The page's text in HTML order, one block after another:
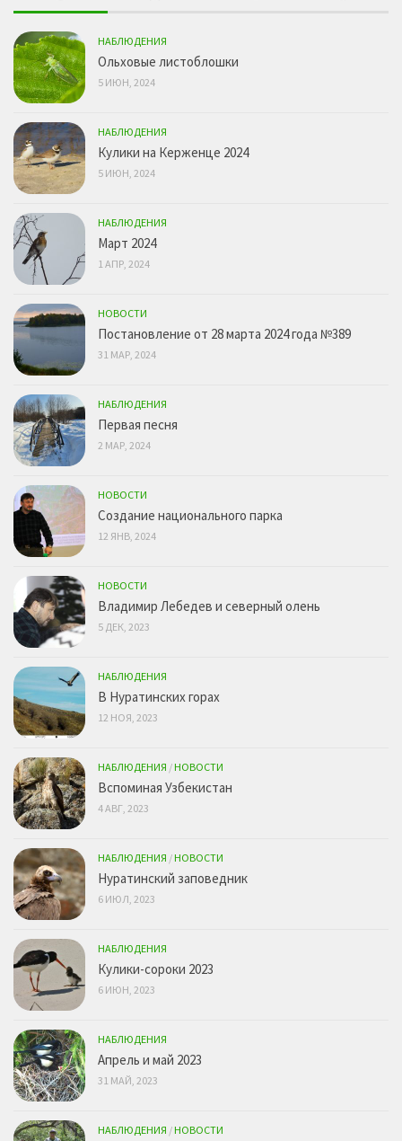
НАБЛЮДЕНИЯ
Ольховые листоблошки
5 ИЮН, 2024
НАБЛЮДЕНИЯ
Кулики на Керженце 2024
5 ИЮН, 2024
НАБЛЮДЕНИЯ
Март 2024
1 АПР, 2024
НОВОСТИ
Постановление от 28 марта 2024 года №389
31 МАР, 2024
НАБЛЮДЕНИЯ
Первая песня
2 МАР, 2024
НОВОСТИ
Создание национального парка
12 ЯНВ, 2024
НОВОСТИ
Владимир Лебедев и северный олень
5 ДЕК, 2023
НАБЛЮДЕНИЯ
В Нуратинских горах
12 НОЯ, 2023
НАБЛЮДЕНИЯ /НОВОСТИ
Вспоминая Узбекистан
4 АВГ, 2023
НАБЛЮДЕНИЯ /НОВОСТИ
Нуратинский заповедник
6 ИЮЛ, 2023
НАБЛЮДЕНИЯ
Кулики-сороки 2023
6 ИЮН, 2023
НАБЛЮДЕНИЯ
Апрель и май 2023
31 МАЙ, 2023
НАБЛЮДЕНИЯ /НОВОСТИ